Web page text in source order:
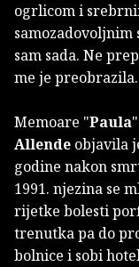
ogrlicom i
samozadovoljnim
sam sada. Ne
me je preobrazila.
Memoare "Paula
Allende objavila
godine nakon
1991. njezina se
rijetke bolesti
trenutka pa do
bolnice i sobi